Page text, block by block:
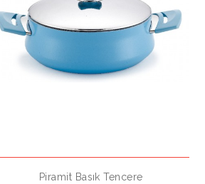
Piramit Basık Tencere